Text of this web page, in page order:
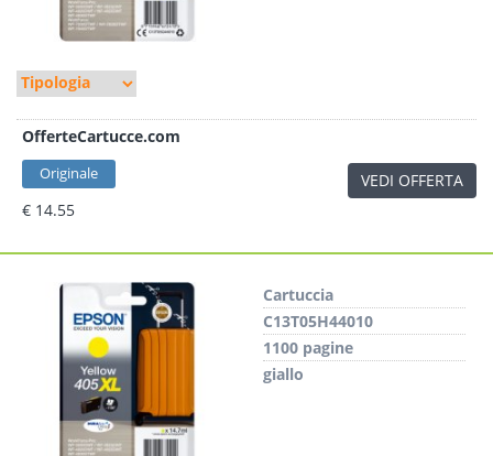
OfferteCartucce.com
Originale
€ 14.55
VEDI OFFERTA
Cartuccia
C13T05H44010
1100 pagine
giallo